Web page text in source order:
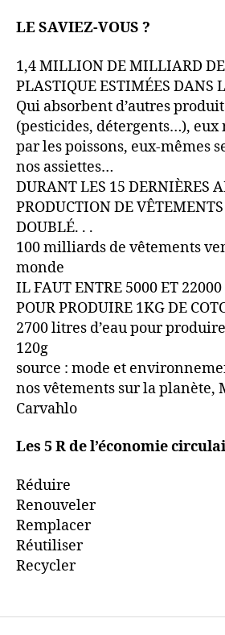
LE SAVIEZ-VOUS ?
1,4 MILLION DE MILLIARD DE
PLASTIQUE ESTIMÉES DANS
Qui absorbent d’autres
(pesticides, détergents…), eux
par les poissons, eux-mêmes
nos assiettes…
DURANT LES 15 DERNIÈRES
PRODUCTION DE
DOUBLÉ. . .
100 milliards de vêtements
monde
IL FAUT ENTRE 5000 ET 22000
POUR PRODUIRE 1KG DE
2700 litres d’eau pour
120g
source : mode et
nos vêtements sur la planète,
Carvahlo
Les 5 R de l’économie
Réduire
Renouveler
Remplacer
Réutiliser
Recycler